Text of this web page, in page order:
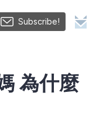
Subscribe!
為什麼